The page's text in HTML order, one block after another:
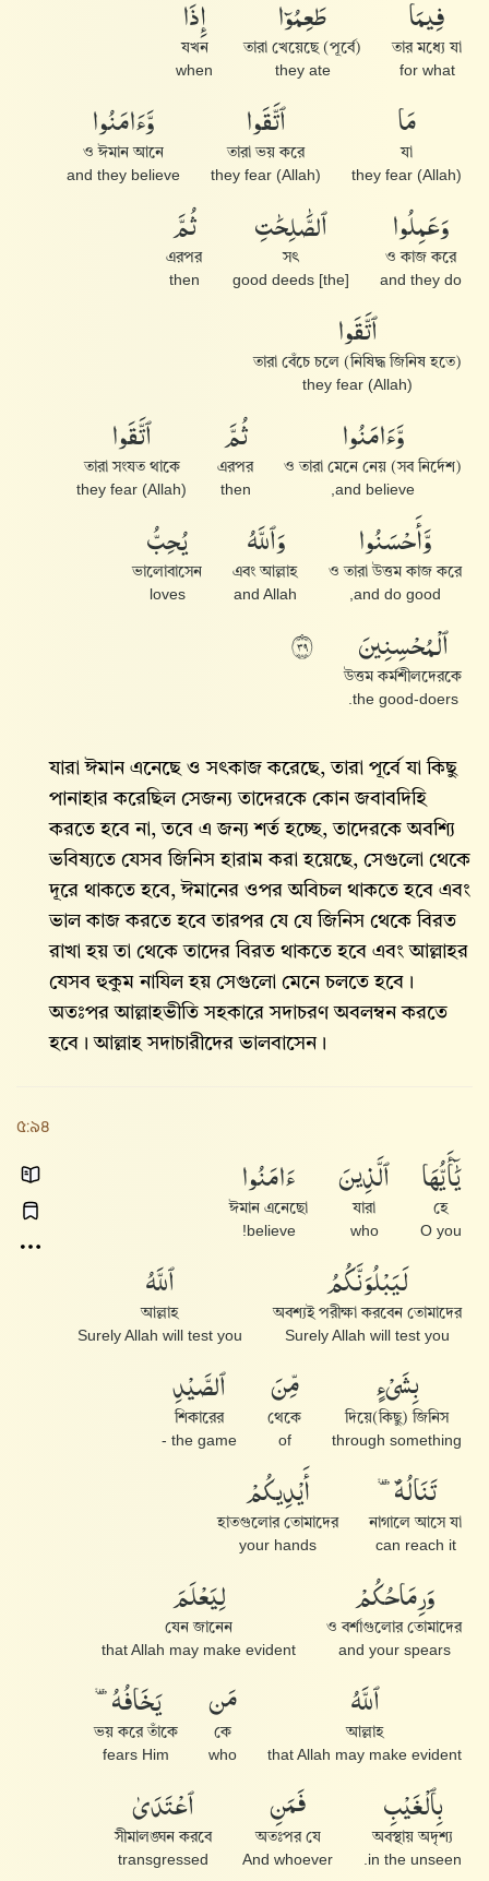
فِيمَا
তার মধ্যে যা
for what
طَعِمُوٓا۟
তারা খেয়েছে (পূর্বে)
they ate
إِذَا
যখন
when
مَا
যা
they fear (Allah)
ٱتَّقَوا۟
তারা ভয় করে
they fear (Allah)
وَّءَامَنُوا۟
ও ঈমান আনে
and they believe
وَعَمِلُوا۟
ও কাজ করে
and they do
ٱلصَّٰلِحَٰتِ
সৎ
[the] good deeds
ثُمَّ
এরপর
then
ٱتَّقَوا۟
তারা বেঁচে চলে (নিষিদ্ধ জিনিষ হতে)
they fear (Allah)
وَّءَامَنُوا۟
ও তারা মেনে নেয় (সব নির্দেশ)
and believe,
ثُمَّ
এরপর
then
ٱتَّقَوا۟
তারা সংযত থাকে
they fear (Allah)
وَّأَحْسَنُوا۟
ও তারা উত্তম কাজ করে
and do good,
وَٱللَّهُ
এবং আল্লাহ
and Allah
يُحِبُّ
ভালোবাসেন
loves
ٱلْمُحْسِنِينَ
উত্তম কর্মশীলদেরকে
the good-doers.
٩٣
যারা ঈমান এনেছে ও সৎকাজ করেছে, তারা পূর্বে যা কিছু
পানাহার করেছিল সেজন্য তাদেরকে কোন জবাবদিহি
করতে হবে না, তবে এ জন্য শর্ত হচ্ছে, তাদেরকে অবশ্যি
ভবিষ্যতে যেসব জিনিস হারাম করা হয়েছে, সেগুলো থেকে
দূরে থাকতে হবে, ঈমানের ওপর অবিচল থাকতে হবে এবং
ভাল কাজ করতে হবে তারপর যে যে জিনিস থেকে বিরত
রাখা হয় তা থেকে তাদের বিরত থাকতে হবে এবং আল্লাহর
যেসব হুকুম নাযিল হয় সেগুলো মেনে চলতে হবে।
অতঃপর আল্লাহভীতি সহকারে সদাচরণ অবলম্বন করতে
হবে। আল্লাহ‌ সদাচারীদের ভালবাসেন।
৫:৯৪
يَٰٓأَيُّهَا
হে
O you
ٱلَّذِينَ
যারা
who
ءَامَنُوا۟
ঈমান এনেছো
believe!
لَيَبْلُوَنَّكُمُ
অবশ্যই পরীক্ষা করবেন তোমাদের
Surely Allah will test you
ٱللَّهُ
আল্লাহ
Surely Allah will test you
بِشَىْءٍ
দিয়ে(কিছু) জিনিস
through something
مِّنَ
থেকে
of
ٱلصَّيْدِ
শিকারের
the game -
تَنَالُهُۥٓ
নাগালে আসে যা
can reach it
أَيْدِيكُمْ
হাতগুলোর তোমাদের
your hands
وَرِمَاحُكُمْ
ও বর্শাগুলোর তোমাদের
and your spears
لِيَعْلَمَ
যেন জানেন
that Allah may make evident
ٱللَّهُ
আল্লাহ
that Allah may make evident
مَن
কে
who
يَخَافُهُۥ
ভয় করে তাঁকে
fears Him
بِٱلْغَيْبِ
অবস্থায় অদৃশ্য
in the unseen.
فَمَنِ
অতঃপর যে
And whoever
ٱعْتَدَىٰ
সীমালঙ্ঘন করবে
transgressed